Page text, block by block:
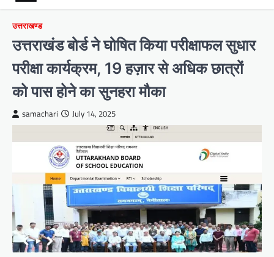
उत्तराखण्ड
उत्तराखंड बोर्ड ने घोषित किया परीक्षाफल सुधार
परीक्षा कार्यक्रम, 19 हज़ार से अधिक छात्रों
को पास होने का सुनहरा मौका
samachari July 14, 2025